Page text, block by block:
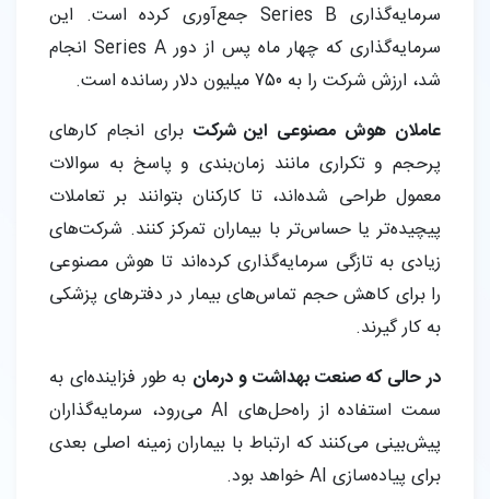
سرمایه‌گذاری Series B جمع‌آوری کرده است. این
سرمایه‌گذاری که چهار ماه پس از دور Series A انجام
شد، ارزش شرکت را به 750 میلیون دلار رسانده است.
عاملان هوش مصنوعی این شرکت برای انجام کارهای
پرحجم و تکراری مانند زمان‌بندی و پاسخ به سوالات
معمول طراحی شده‌اند، تا کارکنان بتوانند بر تعاملات
پیچیده‌تر یا حساس‌تر با بیماران تمرکز کنند. شرکت‌های
زیادی به تازگی سرمایه‌گذاری کرده‌اند تا هوش مصنوعی
را برای کاهش حجم تماس‌های بیمار در دفترهای پزشکی
به کار گیرند.
در حالی که صنعت بهداشت و درمان به طور فزاینده‌ای به
سمت استفاده از راه‌حل‌های AI می‌رود، سرمایه‌گذاران
پیش‌بینی می‌کنند که ارتباط با بیماران زمینه اصلی بعدی
برای پیاده‌سازی AI خواهد بود.